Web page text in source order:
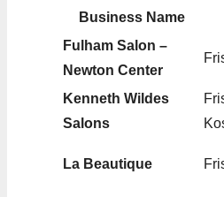
Business Name
Fulham Salon –
Newton Center
Kenneth Wildes
Salons
La Beautique